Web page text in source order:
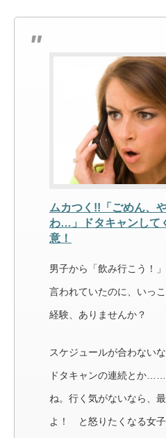
ムカつく!!「ごめん、
わ…」ドタキャンして
意！
男子から「飲み行こう！
言われていたのに、いっ
経験、ありませんか？
スケジュールが合わない
ドタキャンの連続とか
ね。行く気がないなら、
よ！ と怒りたくなる女